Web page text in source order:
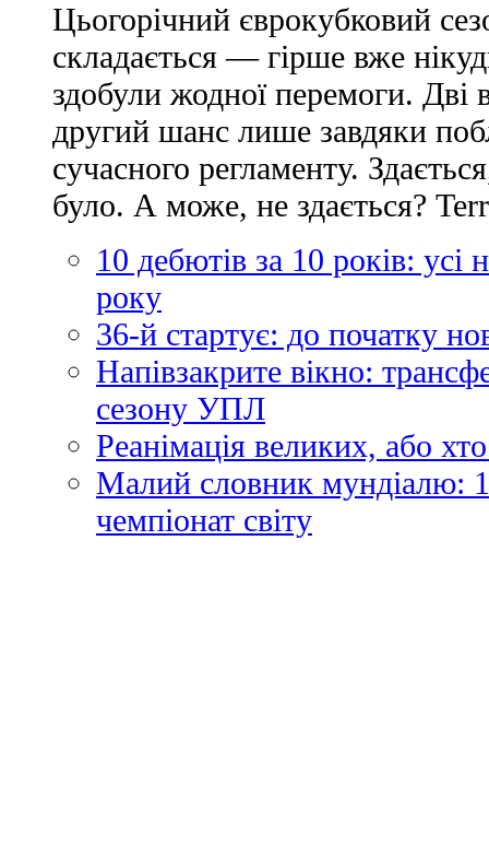
Цьогорічний єврокубковий
складається — гірше вже
здобули жодної перемоги.
другий шанс лише завдяки
сучасного регламенту.
було. А може, не здається?
10 дебютів за 10 років:
року
36-й стартує: до початку
Напівзакрите вікно:
сезону УПЛ
Реанімація великих, або
Малий словник мундіалю:
чемпіонат світу